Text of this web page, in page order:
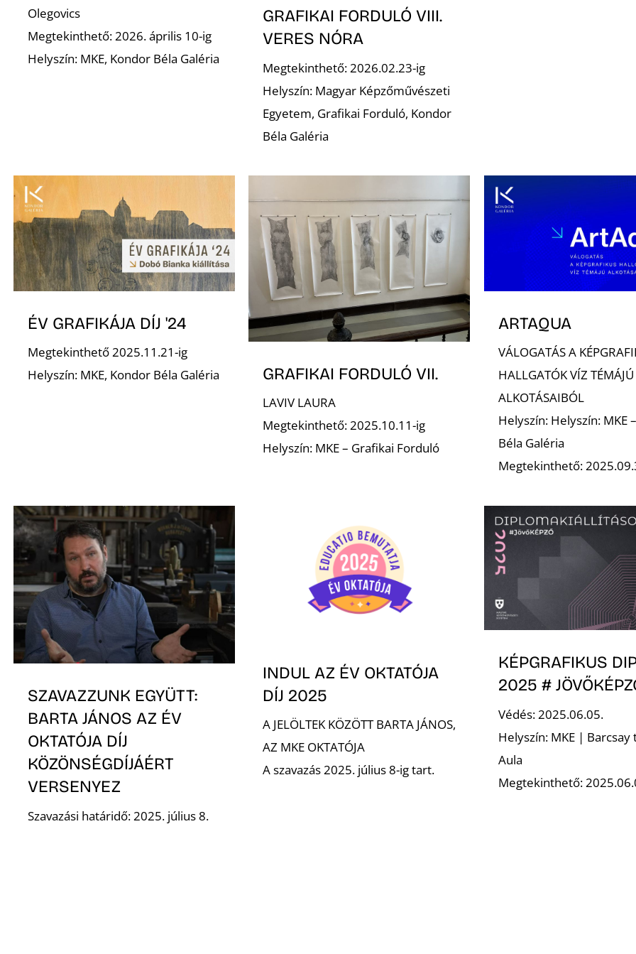
Olegovics
Megtekinthető: 2026. április 10-ig
Helyszín: MKE, Kondor Béla Galéria
GRAFIKAI FORDULÓ VIII.
VERES NÓRA
Megtekinthető: 2026.02.23-ig
Helyszín: Magyar Képzőművészeti
Egyetem, Grafikai Forduló, Kondor
Béla Galéria
ÉV GRAFIKÁJA DÍJ '24
Megtekinthető 2025.11.21-ig
Helyszín: MKE, Kondor Béla Galéria
GRAFIKAI FORDULÓ VII.
LAVIV LAURA
Megtekinthető: 2025.10.11-ig
Helyszín: MKE – Grafikai Forduló
ARTAQUA
VÁLOGATÁS A
HALLGATÓK VÍZ TÉMÁJÚ
ALKOTÁSAIBÓL
Helyszín: Helyszín: MKE
Béla Galéria
Megtekinthető:
SZAVAZZUNK EGYÜTT:
BARTA JÁNOS AZ ÉV
OKTATÓJA DÍJ
KÖZÖNSÉGDÍJÁÉRT
VERSENYEZ
Szavazási határidő: 2025. július 8.
INDUL AZ ÉV OKTATÓJA
DÍJ 2025
A JELÖLTEK KÖZÖTT BARTA JÁNOS,
AZ MKE OKTATÓJA
A szavazás 2025. július 8-ig tart.
KÉPGRAFIKUS
2025 #
Védés: 2025.06.05.
Helyszín: MKE |
Aula
Megtekinthető: